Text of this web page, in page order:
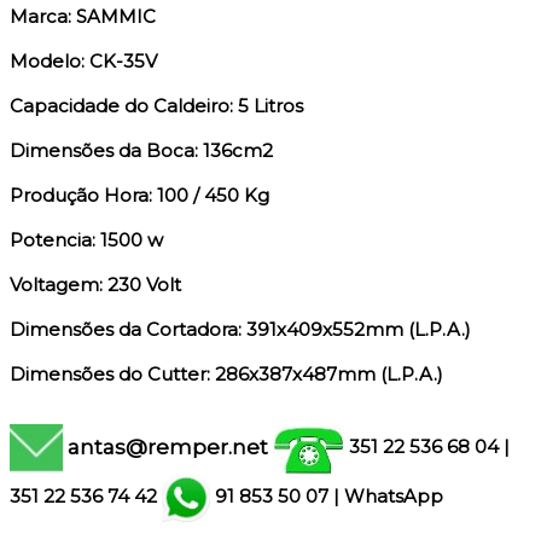
Marca: SAMMIC
Modelo: CK-35V
Capacidade do Caldeiro: 5 Litros
Dimensões da Boca: 136cm2
Produção Hora: 100 / 450 Kg
Potencia: 1500 w
Voltagem: 230 Volt
Dimensões da Cortadora: 391x409x552mm (L.P.A.)
Dimensões do Cutter: 286x387x487mm (L.P.A.)
antas@remper.net 351 22 536 68 04 |
351 22 536 74 42 91 853 50 07 | WhatsApp